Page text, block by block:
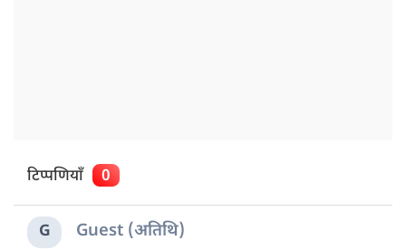
टिप्पणियाँ 0
G Guest (अतिथि)